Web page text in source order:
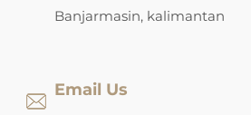
Banjarmasin, kalimantan
Email Us